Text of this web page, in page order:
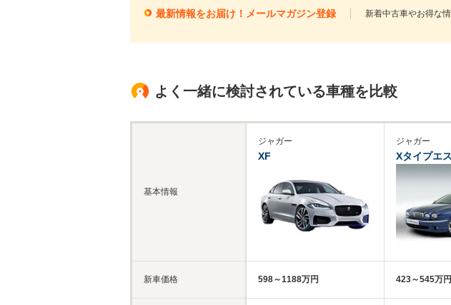
最新情報をお届け！メールマガジン登録 新着中古車やお得な
よく一緒に検討されている車種を比較
基本情報
新車価格
ジャガー
XF
598～1188万円
ジャガー
Xタイプエ
423～545万円